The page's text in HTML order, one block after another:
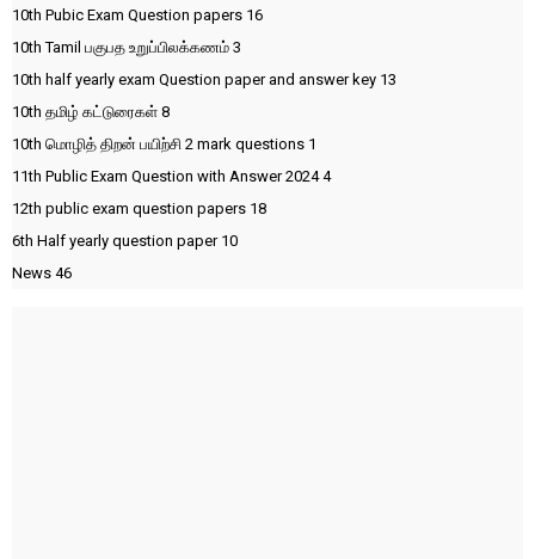
10th Pubic Exam Question papers 16
10th Tamil பகுபத உறுப்பிலக்கணம் 3
10th half yearly exam Question paper and answer key 13
10th தமிழ் கட்டுரைகள் 8
10th மொழித் திறன் பயிற்சி 2 mark questions 1
11th Public Exam Question with Answer 20244
12th public exam question papers 18
6th Half yearly question paper 10
News 46